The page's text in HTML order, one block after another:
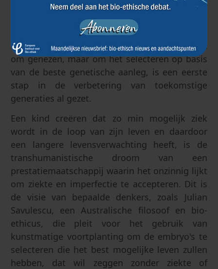
aanleg voor ziekten en eigenschappen is zo
breed dat men zich afvraagt waar het
ontwerpen van het gewenste kind zal
ophouden. Aangezien het hier niet langer gaat
om genezen, maar om het selecteren op basis
van de beste genetische aanleg, is een eerste
stap in de verbetering van toekomstige
generaties al gezet.
Een kind creëren dat zo min mogelijk ziek
wordt in de loop van zijn leven en daardoor
een langere levensverwachting heeft, is de
transhumanistische droom van een
prestatiemaatschappij waarin het onzinnig lijkt
om ziekte en imperfectie te accepteren. Dit is
de visie van bepaalde denkers, zoals Julian
Savulescu, een Australische filosoof en bio-
ethicus, die pleit voor het gebruik van
kunstmatige voortplanting om de embryo's te
selecteren die het best mogelijke leven zullen
hebben, dat wil zeggen zonder ziekte of